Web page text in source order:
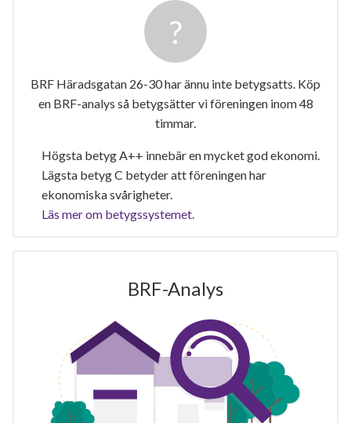
BRF Häradsgatan 26-30 har ännu inte betygsatts. Köp
en BRF-analys så betygsätter vi föreningen inom 48
timmar.
Högsta betyg A++ innebär en mycket god ekonomi.
Lägsta betyg C betyder att föreningen har
ekonomiska svårigheter.
Läs mer om betygssystemet.
BRF-Analys